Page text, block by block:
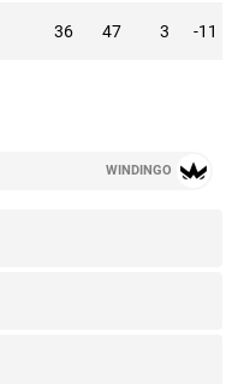
36 47 3 -11
WINDINGO